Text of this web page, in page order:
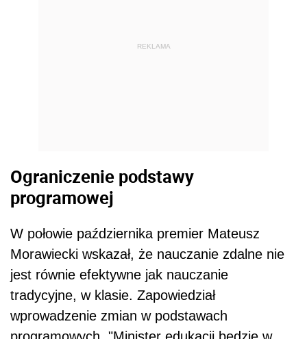
REKLAMA
Ograniczenie podstawy
programowej
W połowie października premier Mateusz
Morawiecki wskazał, że nauczanie zdalne nie
jest równie efektywne jak nauczanie
tradycyjne, w klasie. Zapowiedział
wprowadzenie zmian w podstawach